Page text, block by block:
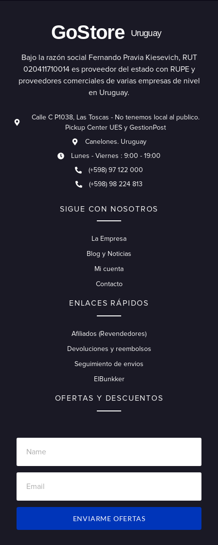
GoStore Uruguay
Bajo la razón social Fernando Pravia Kiesevich, RUT
020411710014 es proveedor del estado con RUPE y
proveedores comerciales de varias empresas de nivel
en Uruguay.
Calle C P1038, Las Toscas - No tenemos local al publico.
Pickup Center UES y GestionPost
Canelones. Uruguay
Lunes - Viernes : 9:00 - 19:00
(+598) 97 122 000
(+598) 98 224 813
SIGUE CON NOSOTROS
La Empresa
Blog y Noticias
Mi cuenta
Contacto
ENLACES RÁPIDOS
Afiliados (Revendedores)
Devoluciones y reembolsos
Seguimiento de envios
ElBunkker
OFERTAS Y DESCUENTOS
ENVIARME OFERTAS